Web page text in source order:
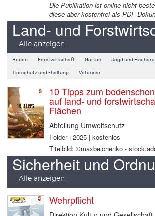
Die Publikation ist online nicht
diese aber kostenfrei als PDF-
Land- und
Alle anzeigen
Boden Forstwirtschaft Garten Jagd und Fischerei
Tierschutz und -haltung Veterinär
10 Tipps zum
auf land- und
Flächen
Abteilung Umweltschutz
Folder | 2025 | kostenlos
Titelbild: ©maxbelchenko -
Sicherheit und
Alle anzeigen
Wehrpflicht